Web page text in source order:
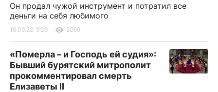
Он продал чужой инструмент и потратил все
деньги на себя любимого
16.09.22, 5:26 2069
«Померла – и Господь ей судия»:
Бывший бурятский митрополит
прокомментировал смерть
Елизаветы II